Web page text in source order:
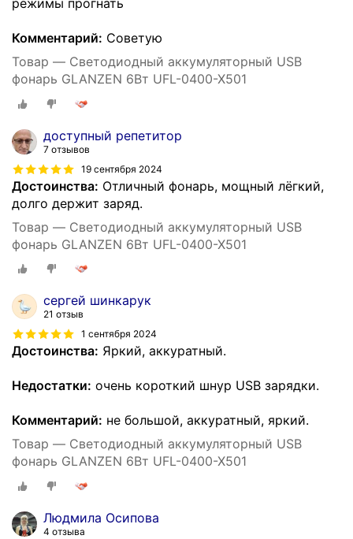
режимы прогнать
Комментарий: Советую
Товар — Светодиодный аккумуляторный USB
фонарь GLANZEN 6Вт UFL-0400-X501
доступный репетитор
7 отзывов
19 сентября 2024
Достоинства: Отличный фонарь, мощный лёгкий,
долго держит заряд.
Товар — Светодиодный аккумуляторный USB
фонарь GLANZEN 6Вт UFL-0400-X501
сергей шинкарук
21 отзыв
1 сентября 2024
Достоинства: Яркий, аккуратный.
Недостатки: очень короткий шнур USB зарядки.
Комментарий: не большой, аккуратный, яркий.
Товар — Светодиодный аккумуляторный USB
фонарь GLANZEN 6Вт UFL-0400-X501
Людмила Осипова
4 отзыва